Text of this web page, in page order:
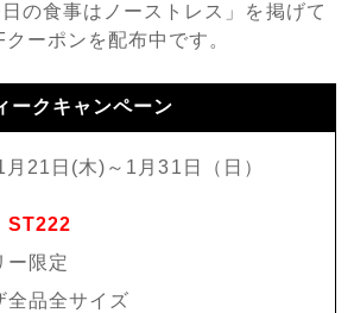
の食事はノーストレス」を掲げて
ーポンを配布中です。
ークキャンペーン
月21日(木)～1月31日（日）
ST222
ー限定
全品全サイズ